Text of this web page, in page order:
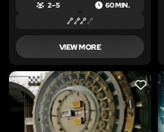
2 – 5 60 MIN.
VIEW MORE
LIKE